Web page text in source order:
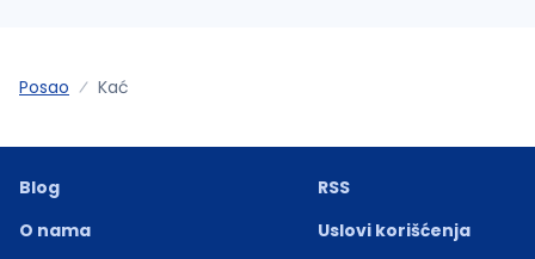
Posao Kać
Blog
O nama
RSS
Uslovi korišćenja